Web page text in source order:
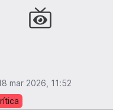
mar 2026, 11:52